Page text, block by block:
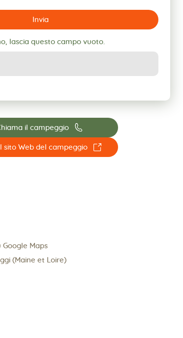
Invia
lascia questo campo vuoto.
il campeggio 📞
sito Web del campeggio ☐
Maps
(Maine et Loire)